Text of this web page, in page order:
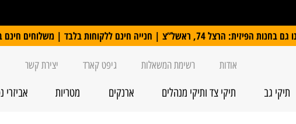
74, ראשל”צ | חנייה חינם ללקוחות בלבד | משלוחים חינם ברכישה מעל 250 ₪
אודות רשימת המשאלות גיפט קארד יצירת קשר
תיקי גב תיקי צד ותיקי מנהלים ארנקים מטריות אביזרי